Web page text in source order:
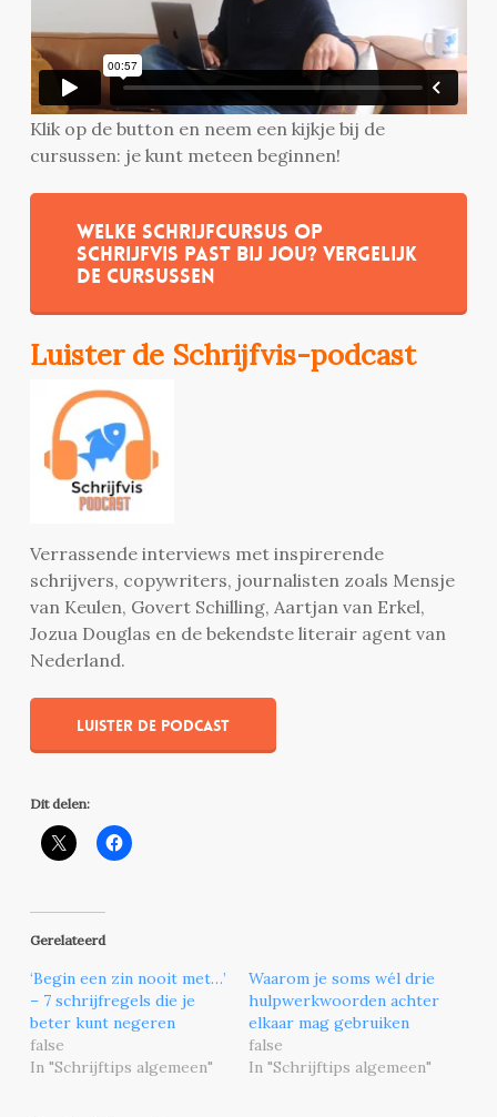
Klik op de button en neem een kijkje bij de
cursussen: je kunt meteen beginnen!
Welke schrijfcursus op
Schrijfvis past bij jou? Vergelijk
de cursussen
Luister de Schrijfvis-podcast
Verrassende interviews met inspirerende
schrijvers, copywriters, journalisten zoals Mensje
van Keulen, Govert Schilling, Aartjan van Erkel,
Jozua Douglas en de bekendste literair agent van
Nederland.
Luister de podcast
Dit delen:
Gerelateerd
‘Begin een zin nooit met…’
– 7 schrijfregels die je
beter kunt negeren
false
In "Schrijftips algemeen"
Waarom je soms wél drie
hulpwerkwoorden achter
elkaar mag gebruiken
false
In "Schrijftips algemeen"